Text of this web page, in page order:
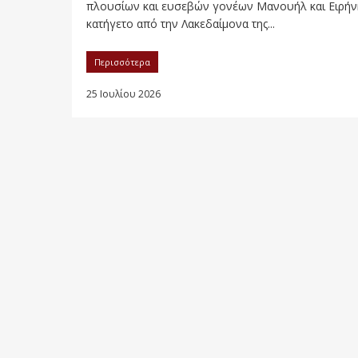
πλουσίων και ευσεβών γονέων Μανουήλ και
κατήγετο από την Λακεδαίμονα της...
Περισσότερα
25 Ιουλίου 2026